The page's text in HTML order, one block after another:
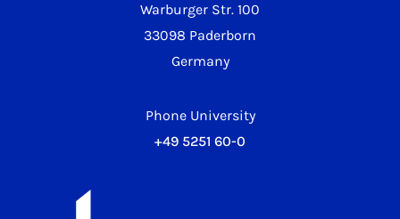
Warburger Str. 100
33098 Paderborn
Germany
Phone University
+49 5251 60-0